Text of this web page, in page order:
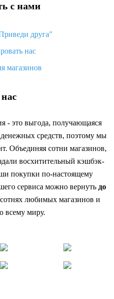
с нами
друга"
нас
магазинов
- это выгода, получающаяся
средств, поэтому мы
Объединяя сотни магазинов,
восхитительный кэшбэк-
покупки по-настоящему
сервиса можно вернуть до
любимых магазинов и
всему миру.